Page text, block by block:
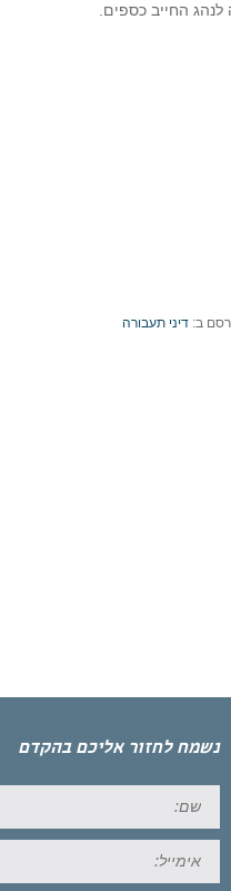
ב: דיני תעבורה
נשמח לחזור אליכם בהקדם